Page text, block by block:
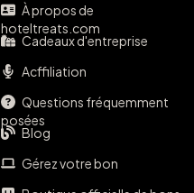
À propos de
hoteltreats.com
Cadeaux d'entreprise
Acffiliation
Questions fréquemment
posées
Blog
Gérez votre bon